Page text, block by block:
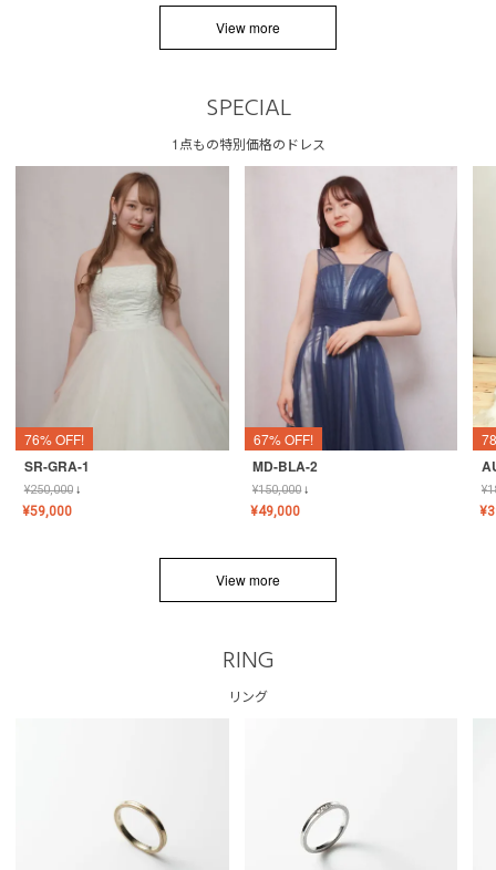
View more
SPECIAL
1点もの特別価格のドレス
76% OFF!
SR-GRA-1
¥250,000↓
¥59,000
67% OFF!
MD-BLA-2
¥150,000↓
¥49,000
¥
¥
View more
RING
リング